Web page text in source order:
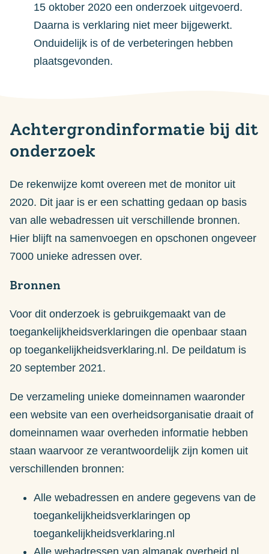
15 oktober 2020 een onderzoek uitgevoerd.
Daarna is verklaring niet meer bijgewerkt.
Onduidelijk is of de verbeteringen hebben
plaatsgevonden.
Achtergrondinformatie bij dit
onderzoek
De rekenwijze komt overeen met de monitor uit
2020. Dit jaar is er een schatting gedaan op basis
van alle webadressen uit verschillende bronnen.
Hier blijft na samenvoegen en opschonen ongeveer
7000 unieke adressen over.
Bronnen
Voor dit onderzoek is gebruikgemaakt van de
toegankelijkheidsverklaringen die openbaar staan
op toegankelijkheidsverklaring.nl. De peildatum is
20 september 2021.
De verzameling unieke domeinnamen waaronder
een website van een overheidsorganisatie draait of
domeinnamen waar overheden informatie hebben
staan waarvoor ze verantwoordelijk zijn komen uit
verschillenden bronnen:
Alle webadressen en andere gegevens van de
toegankelijkheidsverklaringen op
toegankelijkheidsverklaring.nl
Alle webadressen van almanak.overheid.nl